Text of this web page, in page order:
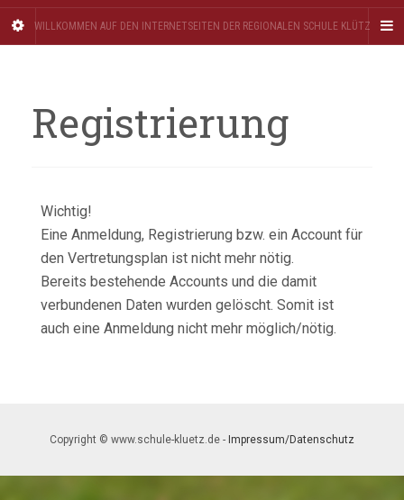
WILLKOMMEN AUF DEN INTERNETSEITEN DER REGIONALEN SCHULE KLÜTZ
Registrierung
Wichtig!
Eine Anmeldung, Registrierung bzw. ein Account für
den Vertretungsplan ist nicht mehr nötig.
Bereits bestehende Accounts und die damit
verbundenen Daten wurden gelöscht. Somit ist
auch eine Anmeldung nicht mehr möglich/nötig.
Copyright © www.schule-kluetz.de - Impressum/Datenschutz